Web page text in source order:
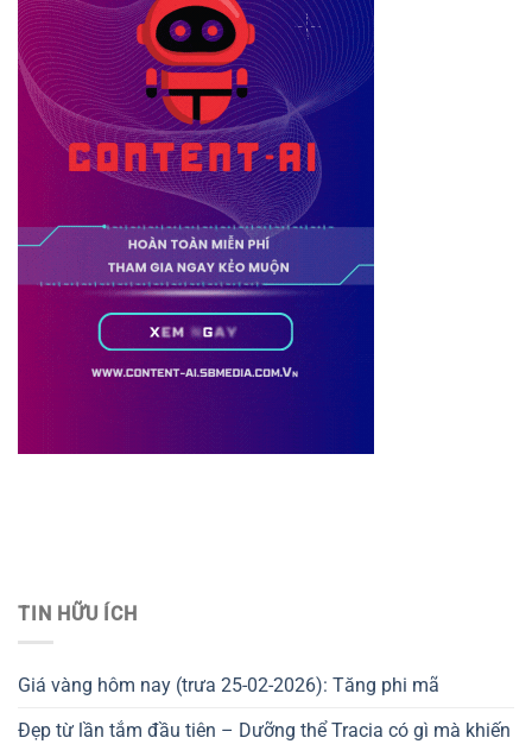
TIN HỮU ÍCH
Giá vàng hôm nay (trưa 25-02-2026): Tăng phi mã
Đẹp từ lần tắm đầu tiên – Dưỡng thể Tracia có gì mà khiến